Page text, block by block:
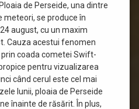
de Perseide, una dintre
meteori, se produce în
august, cu un maxim
Cauza acestui fenomen
coada cometei Swift-
pentru vizualizarea
când cerul este cel mai
lunii, ploaia de Perseide
înainte de răsărit. În plus,